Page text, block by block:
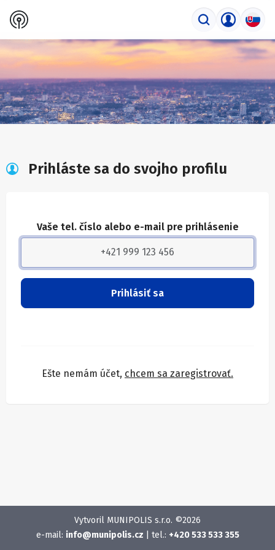
Prihláste sa do svojho profilu
Vaše tel. číslo alebo e-mail pre prihlásenie
Prihlásiť sa
Ešte nemám účet, chcem sa zaregistrovať.
Vytvoril MUNIPOLIS s.r.o. ©2026
e-mail: info@munipolis.cz | tel.: +420 533 533 355